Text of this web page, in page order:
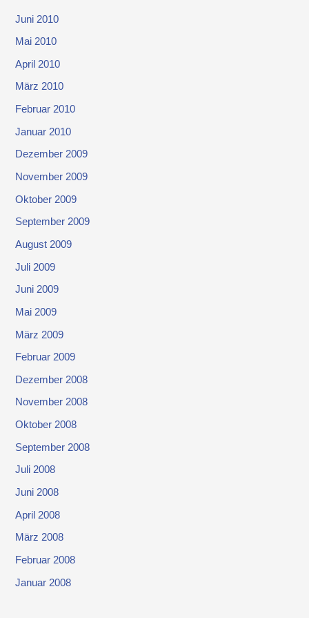
Juni 2010
Mai 2010
April 2010
März 2010
Februar 2010
Januar 2010
Dezember 2009
November 2009
Oktober 2009
September 2009
August 2009
Juli 2009
Juni 2009
Mai 2009
März 2009
Februar 2009
Dezember 2008
November 2008
Oktober 2008
September 2008
Juli 2008
Juni 2008
April 2008
März 2008
Februar 2008
Januar 2008